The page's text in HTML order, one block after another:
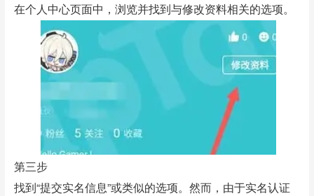
在个人中心页面中，浏览并找到与修改资料相关的选项。
第三步
找到“提交实名信息”或类似的选项。然而，由于实名认证